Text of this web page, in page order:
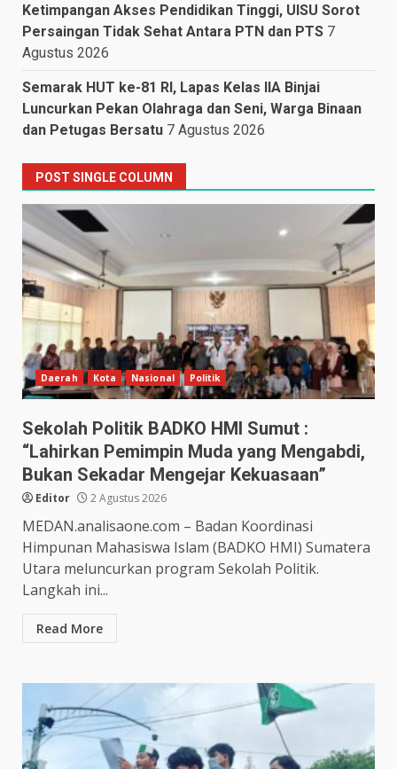
Ketimpangan Akses Pendidikan Tinggi, UISU Sorot
Persaingan Tidak Sehat Antara PTN dan PTS 7
Agustus 2026
Semarak HUT ke-81 RI, Lapas Kelas IIA Binjai
Luncurkan Pekan Olahraga dan Seni, Warga Binaan
dan Petugas Bersatu 7 Agustus 2026
POST SINGLE COLUMN
Daerah Kota Nasional Politik
Sekolah Politik BADKO HMI Sumut :
“Lahirkan Pemimpin Muda yang Mengabdi,
Bukan Sekadar Mengejar Kekuasaan”
Editor 2 Agustus 2026
MEDAN.analisaone.com – Badan Koordinasi
Himpunan Mahasiswa Islam (BADKO HMI) Sumatera
Utara meluncurkan program Sekolah Politik.
Langkah ini...
Read More